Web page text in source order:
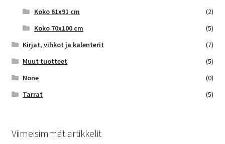
Koko 61x91 cm
(2)
Koko 70x100 cm
(5)
Kirjat, vihkot ja kalenterit
(7)
Muut tuotteet
(5)
None
(0)
Tarrat
(5)
Viimeisimmät artikkelit